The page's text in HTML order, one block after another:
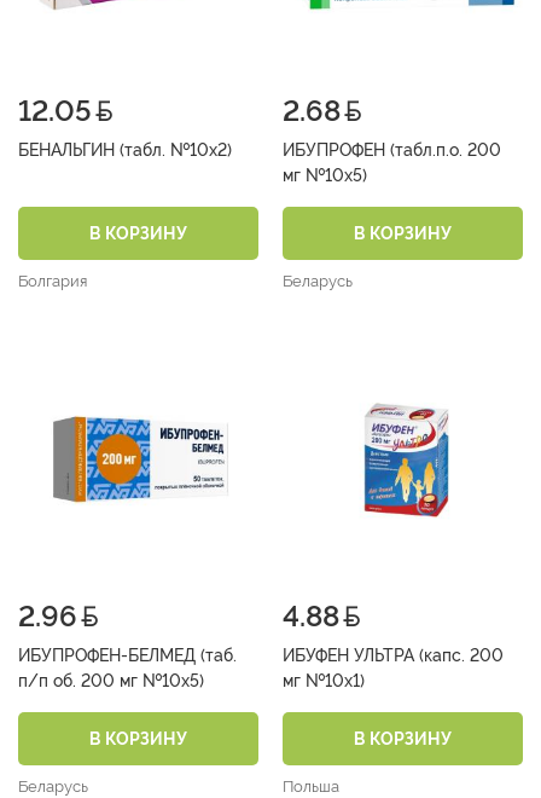
12.05
БЕНАЛЬГИН (табл. №10х2)
В КОРЗИНУ
Болгария
2.68
ИБУПРОФЕН (табл.п.о. 200
мг №10х5)
В КОРЗИНУ
Беларусь
2.96
ИБУПРОФЕН-БЕЛМЕД (таб.
п/п об. 200 мг №10х5)
В КОРЗИНУ
Беларусь
4.88
ИБУФЕН УЛЬТРА (капс. 200
мг №10х1)
В КОРЗИНУ
Польша